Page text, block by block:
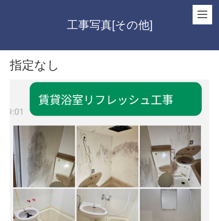
工事写真[その他]
指定なし